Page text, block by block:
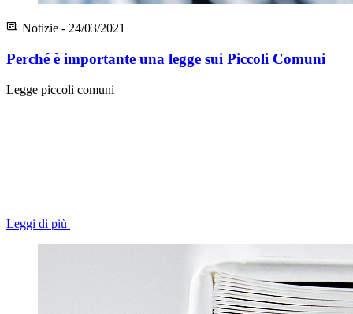
Notizie - 24/03/2021
Perché è importante una legge sui Piccoli Comuni
Legge piccoli comuni
Leggi di più